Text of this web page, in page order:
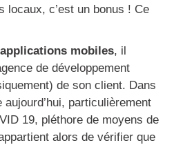
locaux, c’est un bonus ! Ce
mobiles, il
de développement
de son client. Dans
particulièrement
19, pléthore de moyens de
alors de vérifier que